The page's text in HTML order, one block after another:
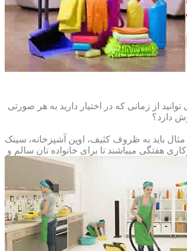
از زمانی که در اختیار دارید به هر صورتی
دارد؟
باید به ظروف کثیف، اوپن آشپزخانه، سینک
هفتگی میباشند تا برای خانواده تان سالم و